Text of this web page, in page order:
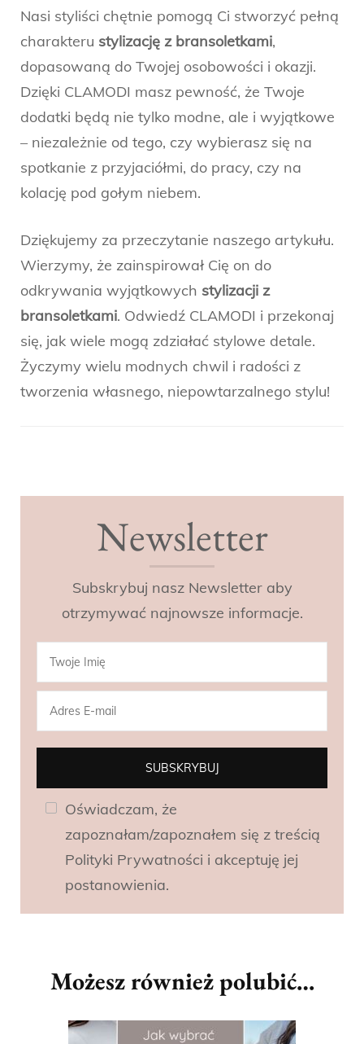
Nasi styliści chętnie pomogą Ci stworzyć pełną
charakteru stylizację z bransoletkami,
dopasowaną do Twojej osobowości i okazji.
Dzięki CLAMODI masz pewność, że Twoje
dodatki będą nie tylko modne, ale i wyjątkowe
– niezależnie od tego, czy wybierasz się na
spotkanie z przyjaciółmi, do pracy, czy na
kolację pod gołym niebem.
Dziękujemy za przeczytanie naszego artykułu.
Wierzymy, że zainspirował Cię on do
odkrywania wyjątkowych stylizacji z
bransoletkami. Odwiedź CLAMODI i przekonaj
się, jak wiele mogą zdziałać stylowe detale.
Życzymy wielu modnych chwil i radości z
tworzenia własnego, niepowtarzalnego stylu!
Navigation
Newsletter
Subskrybuj nasz Newsletter aby
otrzymywać najnowsze informacje.
Oświadczam, że
zapoznałam/zapoznałem się z treścią
Polityki Prywatności i akceptuję jej
postanowienia.
Możesz również polubić…